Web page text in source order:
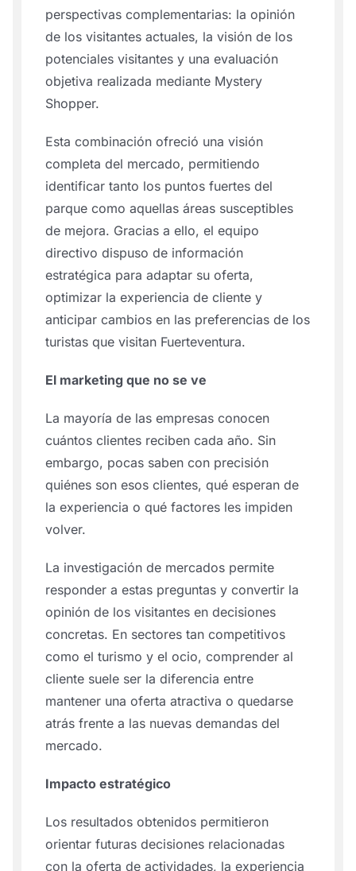
perspectivas complementarias: la opinión
de los visitantes actuales, la visión de los
potenciales visitantes y una evaluación
objetiva realizada mediante Mystery
Shopper.
Esta combinación ofreció una visión
completa del mercado, permitiendo
identificar tanto los puntos fuertes del
parque como aquellas áreas susceptibles
de mejora. Gracias a ello, el equipo
directivo dispuso de información
estratégica para adaptar su oferta,
optimizar la experiencia de cliente y
anticipar cambios en las preferencias de los
turistas que visitan Fuerteventura.
El marketing que no se ve
La mayoría de las empresas conocen
cuántos clientes reciben cada año. Sin
embargo, pocas saben con precisión
quiénes son esos clientes, qué esperan de
la experiencia o qué factores les impiden
volver.
La investigación de mercados permite
responder a estas preguntas y convertir la
opinión de los visitantes en decisiones
concretas. En sectores tan competitivos
como el turismo y el ocio, comprender al
cliente suele ser la diferencia entre
mantener una oferta atractiva o quedarse
atrás frente a las nuevas demandas del
mercado.
Impacto estratégico
Los resultados obtenidos permitieron
orientar futuras decisiones relacionadas
con la oferta de actividades, la experiencia